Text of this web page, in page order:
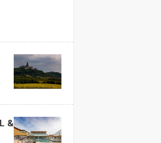
&